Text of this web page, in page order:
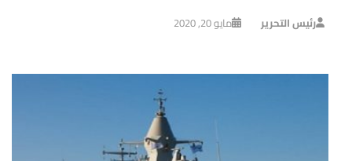
رئيس التحرير مايو 20, 2020